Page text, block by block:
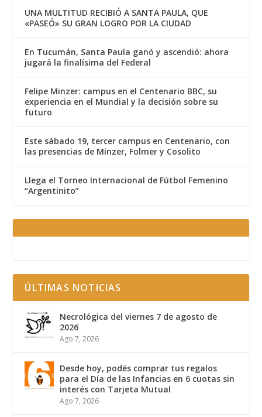
UNA MULTITUD RECIBIÓ A SANTA PAULA, QUE
«PASEÓ» SU GRAN LOGRO POR LA CIUDAD
En Tucumán, Santa Paula ganó y ascendió: ahora
jugará la finalísima del Federal
Felipe Minzer: campus en el Centenario BBC, su
experiencia en el Mundial y la decisión sobre su
futuro
Este sábado 19, tercer campus en Centenario, con
las presencias de Minzer, Folmer y Cosolito
Llega el Torneo Internacional de Fútbol Femenino
“Argentinito”
ÚLTIMAS NOTICIAS
Necrológica del viernes 7 de agosto de
2026
Ago 7, 2026
Desde hoy, podés comprar tus regalos
para el Día de las Infancias en 6 cuotas sin
interés con Tarjeta Mutual
Ago 7, 2026